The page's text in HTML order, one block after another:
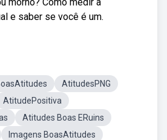
e saber se você é um.
AtitudesPNG
AtitudePositiva
Atitudes Boas ERuins
Imagens BoasAtitudes